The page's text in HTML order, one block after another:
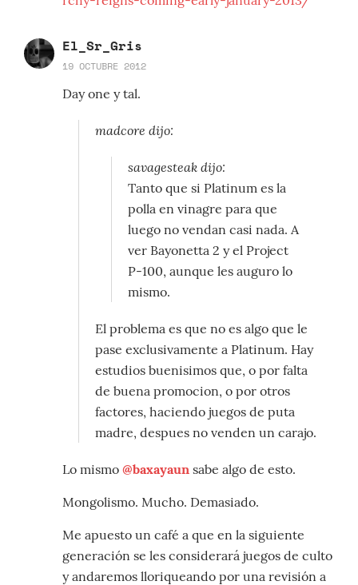
El_Sr_Gris
19 OCTUBRE 2012
Day one y tal.
madcore dijo:
savagesteak dijo:
Tanto que si Platinum es la
polla en vinagre para que
luego no vendan casi nada. A
ver Bayonetta 2 y el Project
P-100, aunque les auguro lo
mismo.
El problema es que no es algo que le
pase exclusivamente a Platinum. Hay
estudios buenisimos que, o por falta
de buena promocion, o por otros
factores, haciendo juegos de puta
madre, despues no venden un carajo.
Lo mismo @baxayaun sabe algo de esto.
Mongolismo. Mucho. Demasiado.
Me apuesto un café a que en la siguiente
generación se les considerará juegos de culto
y andaremos lloriqueando por una revisión a